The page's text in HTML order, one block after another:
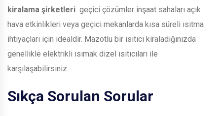
kiralama şirketleri geçici çözümler inşaat sahaları açık
hava etkinlikleri veya geçici mekanlarda kısa süreli ısıtma
ihtiyaçları için idealdir. Mazotlu bir ısıtıcı kiraladığınızda
genellikle elektrikli ısımak dizel ısıtıcıları ile
karşılaşabilirsiniz.
Sıkça Sorulan Sorular